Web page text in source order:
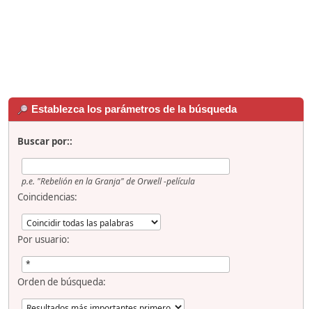
Establezca los parámetros de la búsqueda
Buscar por::
p.e. "Rebelión en la Granja" de Orwell -película
Coincidencias:
Por usuario:
Orden de búsqueda: